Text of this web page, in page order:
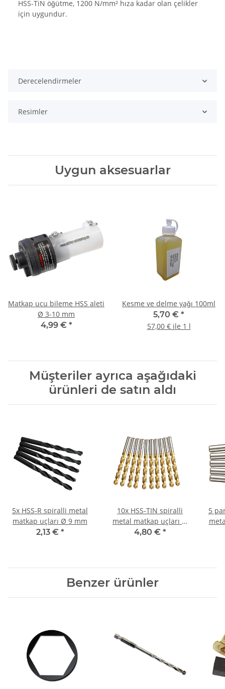
HSS-TiN öğütme, 1200 N/mm² hıza kadar olan çelikler
için uygundur.
Derecelendirmeler
Resimler
Uygun aksesuarlar
Matkap ucu bileme HSS aleti
Ø 3-10 mm
4,99 € *
Kesme ve delme yağı 100ml
5,70 € *
57,00 € ile 1 l
Müşteriler ayrıca aşağıdaki
ürünleri de satın aldı
5x HSS-R spiralli metal
matkap uçları Ø 9 mm
2,13 € *
10x HSS-TIN spiralli
metal matkap uçları Ø
6,8 mm
4,80 € *
5
Benzer ürünler